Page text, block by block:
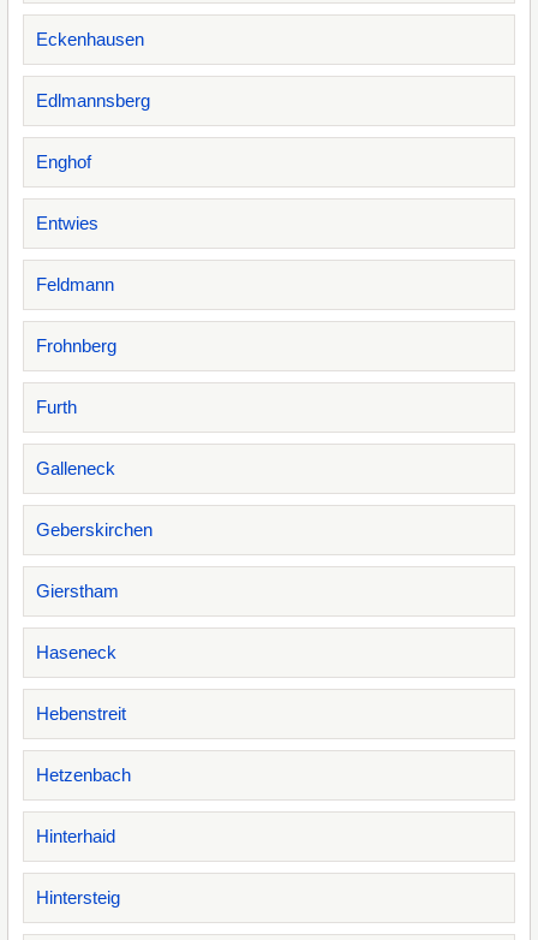
Eckenhausen
Edlmannsberg
Enghof
Entwies
Feldmann
Frohnberg
Furth
Galleneck
Geberskirchen
Gierstham
Haseneck
Hebenstreit
Hetzenbach
Hinterhaid
Hintersteig